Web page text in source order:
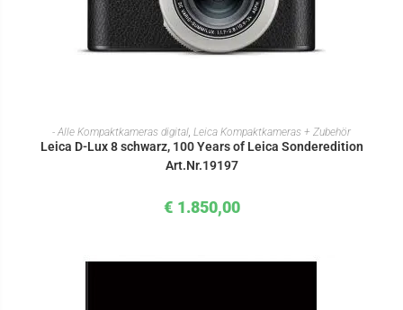
IN DEN WARENKORB
- Alle Kompaktkameras digital, Leica Kompaktkameras + Zubehör
Leica D-Lux 8 schwarz, 100 Years of Leica Sonderedition
Art.Nr.19197
€ 1.850,00